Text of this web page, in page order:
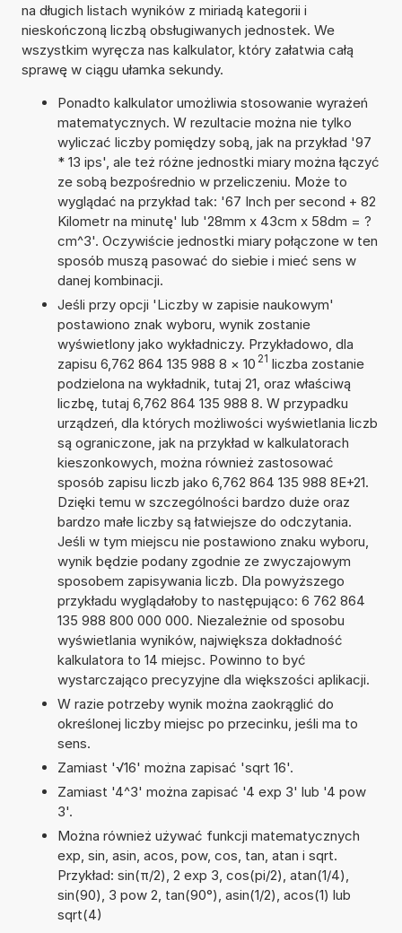
na długich listach wyników z miriadą kategorii i
nieskończoną liczbą obsługiwanych jednostek. We
wszystkim wyręcza nas kalkulator, który załatwia całą
sprawę w ciągu ułamka sekundy.
Ponadto kalkulator umożliwia stosowanie wyrażeń
matematycznych. W rezultacie można nie tylko
wyliczać liczby pomiędzy sobą, jak na przykład '97
* 13 ips', ale też różne jednostki miary można łączyć
ze sobą bezpośrednio w przeliczeniu. Może to
wyglądać na przykład tak: '67 Inch per second + 82
Kilometr na minutę' lub '28mm x 43cm x 58dm = ?
cm^3'. Oczywiście jednostki miary połączone w ten
sposób muszą pasować do siebie i mieć sens w
danej kombinacji.
Jeśli przy opcji 'Liczby w zapisie naukowym'
postawiono znak wyboru, wynik zostanie
wyświetlony jako wykładniczy. Przykładowo, dla
zapisu 6,762 864 135 988 8 × 10 21 liczba zostanie
podzielona na wykładnik, tutaj 21, oraz właściwą
liczbę, tutaj 6,762 864 135 988 8. W przypadku
urządzeń, dla których możliwości wyświetlania liczb
są ograniczone, jak na przykład w kalkulatorach
kieszonkowych, można również zastosować
sposób zapisu liczb jako 6,762 864 135 988 8E+21.
Dzięki temu w szczególności bardzo duże oraz
bardzo małe liczby są łatwiejsze do odczytania.
Jeśli w tym miejscu nie postawiono znaku wyboru,
wynik będzie podany zgodnie ze zwyczajowym
sposobem zapisywania liczb. Dla powyższego
przykładu wyglądałoby to następująco: 6 762 864
135 988 800 000 000. Niezależnie od sposobu
wyświetlania wyników, największa dokładność
kalkulatora to 14 miejsc. Powinno to być
wystarczająco precyzyjne dla większości aplikacji.
W razie potrzeby wynik można zaokrąglić do
określonej liczby miejsc po przecinku, jeśli ma to
sens.
Zamiast '√16' można zapisać 'sqrt 16'.
Zamiast '4^3' można zapisać '4 exp 3' lub '4 pow
3'.
Można również używać funkcji matematycznych
exp, sin, asin, acos, pow, cos, tan, atan i sqrt.
Przykład: sin(π/2), 2 exp 3, cos(pi/2), atan(1/4),
sin(90), 3 pow 2, tan(90°), asin(1/2), acos(1) lub
sqrt(4)